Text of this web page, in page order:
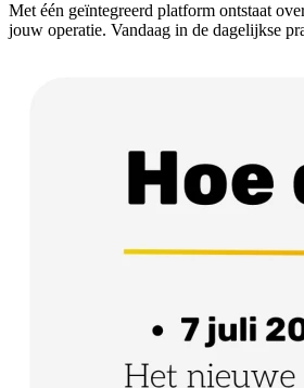
Met één geïntegreerd platform ontstaat
jouw operatie. Vandaag in de dagelijkse